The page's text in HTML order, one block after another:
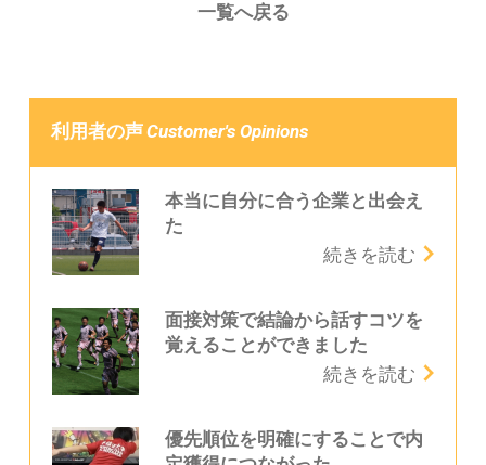
一覧へ戻る
利用者の声Customer's Opinions
本当に自分に合う企業と出会え
た
続きを読む
面接対策で結論から話すコツを
覚えることができました
続きを読む
優先順位を明確にすることで内